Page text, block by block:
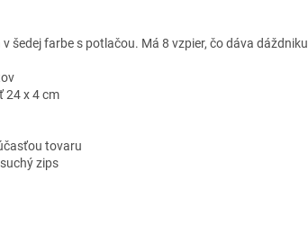
šedej farbe s potlačou. Má 8 vzpier, čo dáva
24 x 4 cm
tovaru
zips